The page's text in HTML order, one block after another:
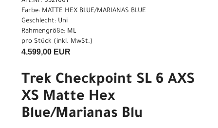
Farbe: MATTE HEX BLUE/MARIANAS BLUE
Geschlecht: Uni
Rahmengröße: ML
pro Stück (inkl. MwSt.)
4.599,00 EUR
Trek Checkpoint SL 6 AXS
XS Matte Hex
Blue/Marianas Blu